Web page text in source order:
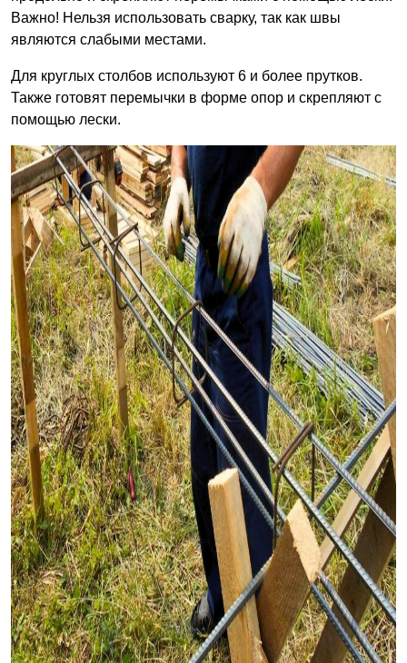
Важно! Нельзя использовать сварку, так как швы
являются слабыми местами.
Для круглых столбов используют 6 и более прутков.
Также готовят перемычки в форме опор и скрепляют с
помощью лески.